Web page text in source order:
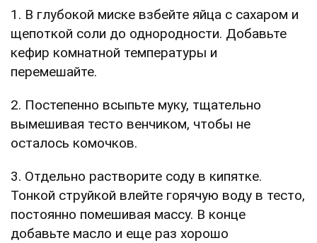
1. В глубокой миске взбейте яйца с сахаром и
щепоткой соли до однородности. Добавьте
кефир комнатной температуры и
перемешайте.
2. Постепенно всыпьте муку, тщательно
вымешивая тесто венчиком, чтобы не
осталось комочков.
3. Отдельно растворите соду в кипятке.
Тонкой струйкой влейте горячую воду в тесто,
постоянно помешивая массу. В конце
добавьте масло и еще раз хорошо